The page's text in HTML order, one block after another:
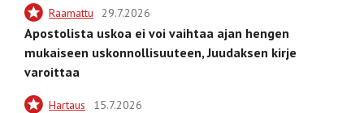
Raamattu 29.7.2026
Apostolista uskoa ei voi vaihtaa ajan hengen
mukaiseen uskonnollisuuteen, Juudaksen kirje
varoittaa
Hartaus 15.7.2026